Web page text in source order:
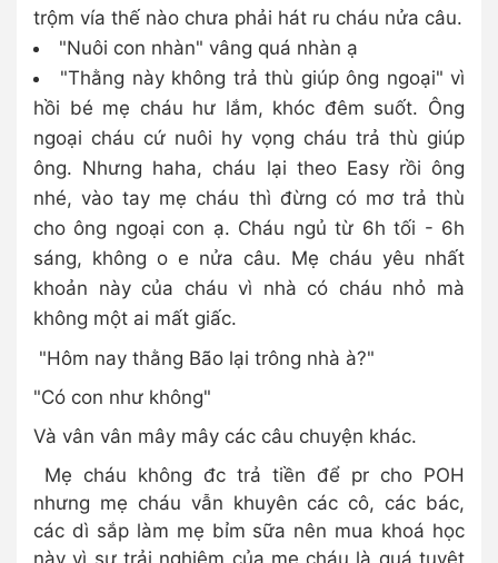
trộm vía thế nào chưa phải hát ru cháu nửa câu.
"Nuôi con nhàn" vâng quá nhàn ạ
"Thằng này không trả thù giúp ông ngoại" vì
hồi bé mẹ cháu hư lắm, khóc đêm suốt. Ông
ngoại cháu cứ nuôi hy vọng cháu trả thù giúp
ông. Nhưng haha, cháu lại theo Easy rồi ông
nhé, vào tay mẹ cháu thì đừng có mơ trả thù
cho ông ngoại con ạ. Cháu ngủ từ 6h tối - 6h
sáng, không o e nửa câu. Mẹ cháu yêu nhất
khoản này của cháu vì nhà có cháu nhỏ mà
không một ai mất giấc.
"Hôm nay thằng Bão lại trông nhà à?"
"Có con như không"
Và vân vân mây mây các câu chuyện khác.
Mẹ cháu không đc trả tiền để pr cho POH
nhưng mẹ cháu vẫn khuyên các cô, các bác,
các dì sắp làm mẹ bỉm sữa nên mua khoá học
này vì sự trải nghiệm của mẹ cháu là quá tuyệt